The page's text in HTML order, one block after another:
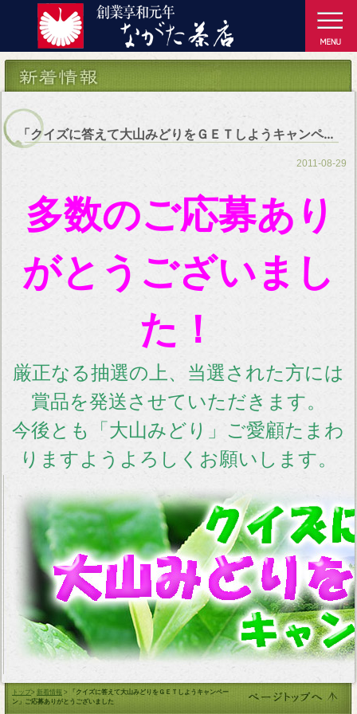
「クイズに答えて大山みどりをＧＥＴしようキャンペーン」ご応募ありがとうございました
2011-08-29
多数のご応募あり
がとうございまし
た！
厳正なる抽選の上、当選された方には
賞品を発送させていただきます。
今後とも「大山みどり」ご愛顧たまわ
りますようよろしくお願いします。
トップ> 新着情報 >
「クイズに答えて大山みどりをＧＥＴしようキャンペー
ン」ご応募ありがとうございました